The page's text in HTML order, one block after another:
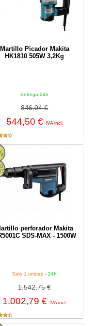
Martillo Picador Makita
HK1810 505W 3,2Kg
Entrega 24h
846,04 €
544,50 € IVA incl.
29kg.
perforador Makita
SDS-MAX - 1500W
Solo 1 unidad - 24h
1.542,75 €
1.002,79 € IVA incl.
perforador Makita